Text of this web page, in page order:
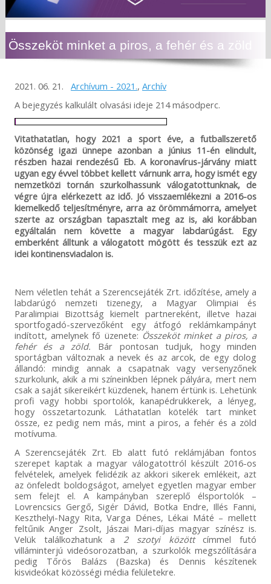
Összeköt minket a piros, a fehér és a zöld
2021. 06. 21. Archívum - 2021., Archív
A bejegyzés kalkulált olvasási ideje 214 másodperc.
Vitathatatlan, hogy 2021 a sport éve, a futballszerető
közönség igazi ünnepe azonban a június 11-én elindult,
részben hazai rendezésű Eb. A koronavírus-járvány miatt
ugyan egy évvel többet kellett várnunk arra, hogy ismét egy
nemzetközi tornán szurkolhassunk válogatottunknak, de
végre újra elérkezett az idő. Jó visszaemlékezni a 2016-os
kiemelkedő teljesítményre, arra az örömmámorra, amelyet
szerte az országban tapasztalt meg az is, aki korábban
egyáltalán nem követte a magyar labdarúgást. Egy
emberként álltunk a válogatott mögött és tesszük ezt az
idei kontinensviadalon is.
Nem véletlen tehát a Szerencsejáték Zrt. időzítése, amely a
labdarúgó nemzeti tizenegy, a Magyar Olimpiai és
Paralimpiai Bizottság kiemelt partnereként, illetve hazai
sportfogadó-szervezőként egy átfogó reklámkampányt
indított, amelynek fő üzenete: Összeköt minket a piros, a
fehér és a zöld. Bár pontosan tudjuk, hogy minden
sportágban változnak a nevek és az arcok, de egy dolog
állandó: mindig annak a csapatnak vagy versenyzőnek
szurkolunk, akik a mi színeinkben lépnek pályára, mert nem
csak a saját sikereikért küzdenek, hanem értünk is. Lehetünk
profi vagy hobbi sportolók, kanapédrukkerek, a lényeg,
hogy összetartozunk. Láthatatlan kötelék tart minket
össze, ez pedig nem más, mint a piros, a fehér és a zöld
motívuma.
A Szerencsejáték Zrt. Eb alatt futó reklámjában fontos
szerepet kaptak a magyar válogatottról készült 2016-os
felvételek, amelyek felidézik az akkori sikerek emlékeit, azt
az önfeledt boldogságot, amelyet egyetlen magyar ember
sem felejt el. A kampányban szereplő élsportolók –
Lovrencsics Gergő, Sigér Dávid, Botka Endre, Illés Fanni,
Keszthelyi-Nagy Rita, Varga Dénes, Lékai Máté – mellett
feltűnik Anger Zsolt, Jászai Mari-díjas magyar színész is.
Velük találkozhatunk a2 szotyi közöttcímmel futó
villáminterjú videósorozatban, a szurkolók megszólítására
pedig Tőrös Balázs (Bazska) és Dennis készítenek
kisvideókat közösségi média felületekre.